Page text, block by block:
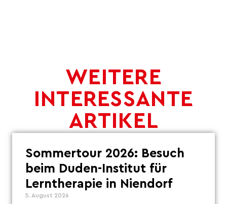
WEITERE
INTERESSANTE
ARTIKEL
Sommertour 2026: Besuch
beim Duden-Institut für
Lerntherapie in Niendorf
5. August 2026